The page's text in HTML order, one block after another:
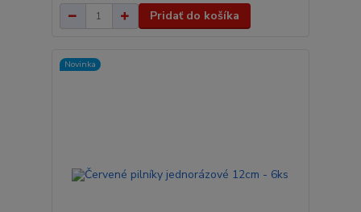
Pridať do košíka
Novinka